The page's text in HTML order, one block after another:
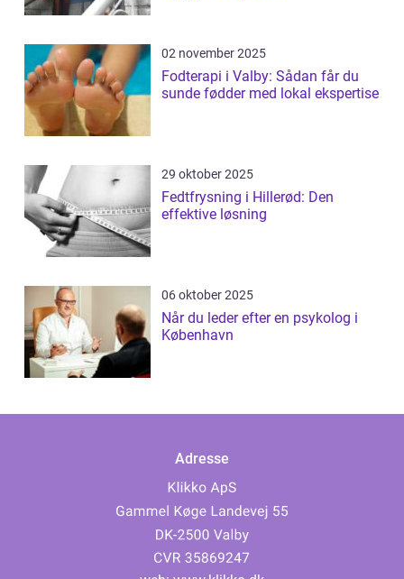
02 november 2025
Fodterapi i Valby: Sådan får du
sunde fødder med lokal ekspertise
29 oktober 2025
Fedtfrysning i Hillerød: Den
effektive løsning
06 oktober 2025
Når du leder efter en psykolog i
København
Adresse